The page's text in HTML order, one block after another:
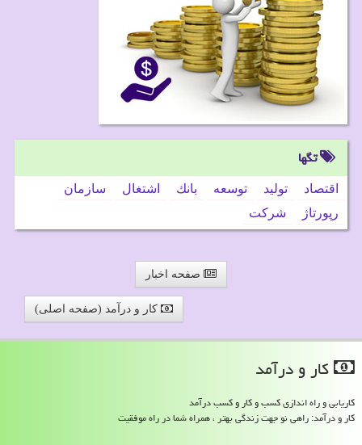
تگها
اقتصاد تولید توسعه بانك اشتغال
سازمان
رپورتاژ
شركت
صفحه اخبار
کار و درآمد (صفحه اصلی)
كار و درآمد
کاریابی و راه اندازی کسب و کار و کسب درآمد
کار و درآمد: راهی نو جهت زندگی بهتر ، همراه شما در راه موفقیت